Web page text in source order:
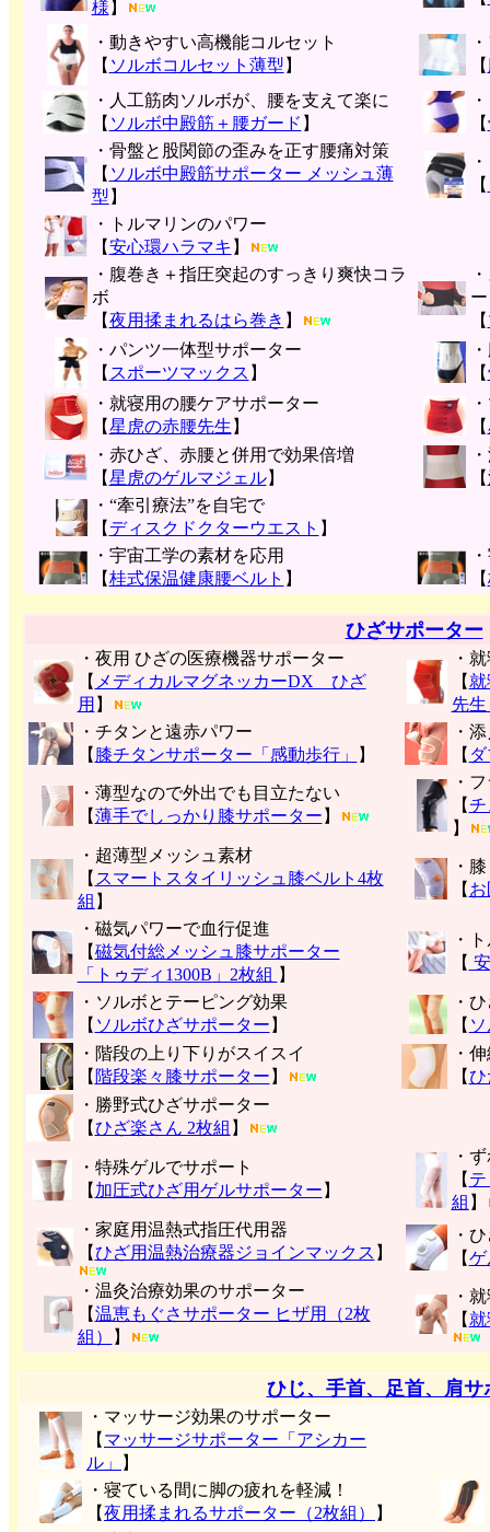
様 】
・動きやすい高機能コルセット
【 ソルボコルセット薄型 】
【
・人工筋肉ソルボが、腰を支えて楽に
【 ソルボ中殿筋＋腰ガード 】
【
・骨盤と股関節の歪みを正す腰痛対策
【 ソルボ中殿筋サポーター メッシュ薄
型 】
【
・トルマリンのパワー
【安心環ハラマキ 】
・腹巻き＋指圧突起のすっきり爽快コラ
ボ
【夜用揉まれるはら巻き 】
ー
【
・パンツ一体型サポーター
【 スポーツマックス 】
【
・就寝用の腰ケアサポーター
【星虎の赤腰先生 】
【
・赤ひざ、赤腰と併用で効果倍増
【星虎のゲルマジェル】
【
・“牽引療法”を自宅で
【 ディスクドクターウエスト 】
・宇宙工学の素材を応用
【桂式保温健康腰ベルト 】
【
ひざサポーター
・夜用 ひざの医療機器サポーター
【 メディカルマグネッカーDX ひざ
用 】
・
【
先生
・チタンと遠赤パワー
【 膝チタンサポーター「感動歩行」 】
・
【
・薄型なので外出でも目立たない
【薄手でしっかり膝サポーター 】
・
【チ
】
・超薄型メッシュ素材
【 スマートスタイリッシュ膝ベルト4枚
組 】
・
【
・磁気パワーで血行促進
【磁気付総メッシュ膝サポーター
「トゥディ1300B」2枚組 】
・
【
・ソルボとテーピング効果
【 ソルボひざサポーター 】
・
【
・階段の上り下りがスイスイ
【 階段楽々膝サポーター 】
・
【ひ
・勝野式ひざサポーター
【ひざ楽さん 2枚組 】
・特殊ゲルでサポート
【 加圧式ひざ用ゲルサポーター 】
・
【
組 】
・家庭用温熱式指圧代用器
【ひざ用温熱治療器ジョインマックス 】
・
【ゲ
・温灸治療効果のサポーター
【温恵もぐさサポーター ヒザ用（2枚
組）
】
・
【
ひじ、手首、足首、肩サ
・マッサージ効果のサポーター
【 マッサージサポーター「アシカー
ル」
】
・寝ている間に脚の疲れを軽減！
【夜用揉まれるサポーター（2枚組） 】